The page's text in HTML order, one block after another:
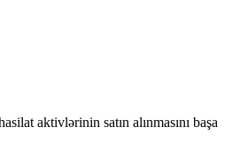
aktivlərinin satın alınmasını başa